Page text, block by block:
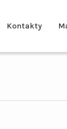
Kontakty